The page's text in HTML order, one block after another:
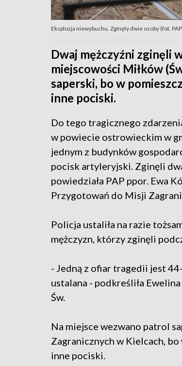
Eksplozja niewybuchu. Zginęły dwie osoby (fot.
Dwaj mężczyźni zginęli
miejscowości Miłków
saperski, bo w
inne pociski.
Do tego tragicznego
w powiecie ostrowieckim w
jednym z budynków
pocisk artyleryjski. Zginęli
powiedziała PAP ppor. Ewa
Przygotowań do Misji
Policja ustaliła na razie
mężczyzn, którzy zginęli
- Jedną z ofiar tragedii jest
ustalana - podkreśliła
Św.
Na miejsce wezwano patrol
Zagranicznych w Kielcach,
inne pociski.